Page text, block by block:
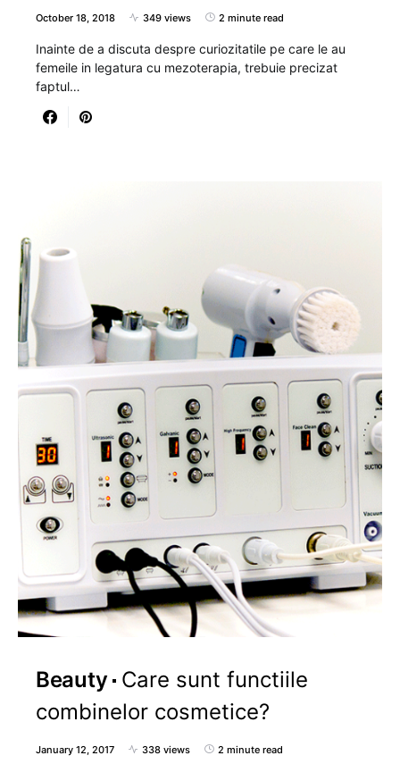
October 18, 2018 349 views 2 minute read
Inainte de a discuta despre curiozitatile pe care le au
femeile in legatura cu mezoterapia, trebuie precizat
faptul…
Beauty Care sunt functiile
combinelor cosmetice?
January 12, 2017 338 views 2 minute read